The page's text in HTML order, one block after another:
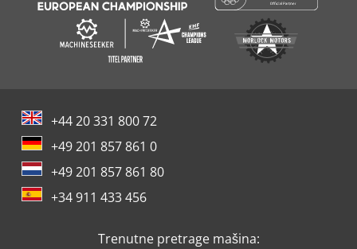
+44 20 331 800 72
+49 201 857 861 0
+49 201 857 861 80
+34 911 433 456
Trenutne pretrage mašina: